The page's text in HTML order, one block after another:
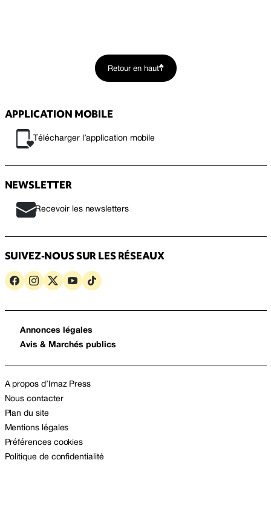
Retour en haut
APPLICATION MOBILE
Télécharger l’application mobile
NEWSLETTER
Recevoir les newsletters
SUIVEZ-NOUS SUR LES RÉSEAUX
Annonces légales
Avis & Marchés publics
A propos d’Imaz Press
Nous contacter
Plan du site
Mentions légales
Préférences cookies
Politique de confidentialité